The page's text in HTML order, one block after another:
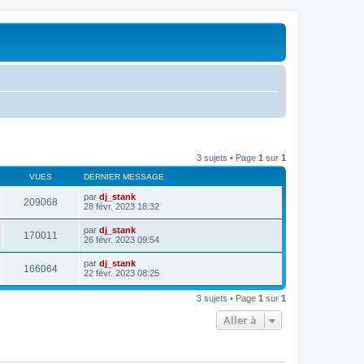
3 sujets • Page 1 sur 1
VUES DERNIER MESSAGE
209068 par dj_stank
28 févr. 2023 18:32
170011 par dj_stank
26 févr. 2023 09:54
166064 par dj_stank
22 févr. 2023 08:25
3 sujets • Page 1 sur 1
Aller à